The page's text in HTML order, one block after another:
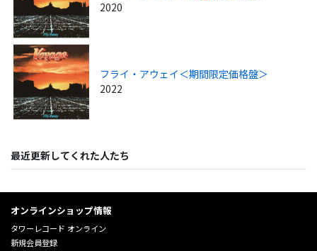
2020
フライ・アウェイ＜期間限定価格盤＞
2022
最近更新してくれた人たち
オンラインショップ情報
タワーレコード オンライン
新規会員登録